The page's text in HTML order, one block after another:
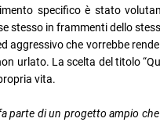
specifico è stato
stesso in frammenti dello
aggressivo che vorrebbe
urlato. La scelta del titolo
vita.
parte di un progetto ampio